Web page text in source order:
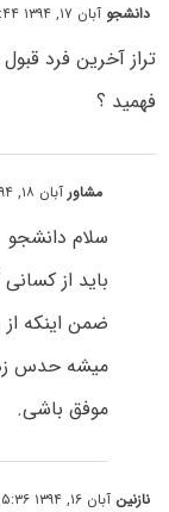
دانشجو آبان ۱۷, ۱۳۹۴ at ۰:۴۴ ق٫ظ
تراز آخرین فرد
فهمید ؟
مشاورآبان ۱۸, ۱۳۹۴ at ۲:۱۷ ق٫ظ
سلام دانشجو
باید از
ضمن اینکه
میشه حدس
موفق باشی.
نازنین آبان ۱۶, ۱۳۹۴ at ۵:۳۶ ب٫ظ